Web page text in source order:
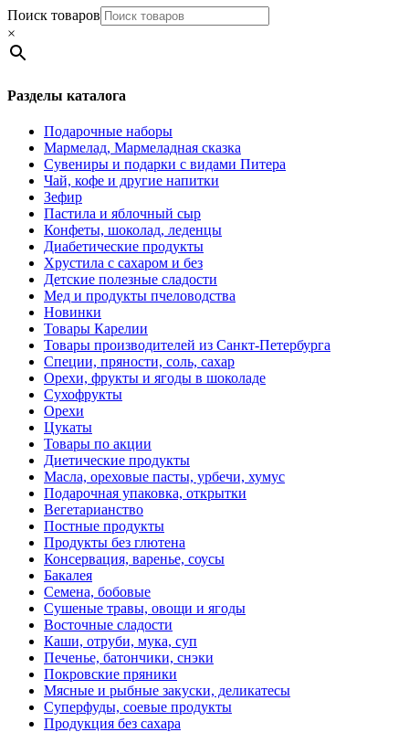
Поиск товаров
×
Разделы каталога
Подарочные наборы
Мармелад, Мармеладная сказка
Сувениры и подарки с видами Питера
Чай, кофе и другие напитки
Зефир
Пастила и яблочный сыр
Конфеты, шоколад, леденцы
Диабетические продукты
Хрустила с сахаром и без
Детские полезные сладости
Мед и продукты пчеловодства
Новинки
Товары Карелии
Товары производителей из Санкт-Петербурга
Специи, пряности, соль, сахар
Орехи, фрукты и ягоды в шоколаде
Сухофрукты
Орехи
Цукаты
Товары по акции
Диетические продукты
Масла, ореховые пасты, урбечи, хумус
Подарочная упаковка, открытки
Вегетарианство
Постные продукты
Продукты без глютена
Консервация, варенье, соусы
Бакалея
Семена, бобовые
Сушеные травы, овощи и ягоды
Восточные сладости
Каши, отруби, мука, суп
Печенье, батончики, снэки
Покровские пряники
Мясные и рыбные закуски, деликатесы
Суперфуды, соевые продукты
Продукция без сахара